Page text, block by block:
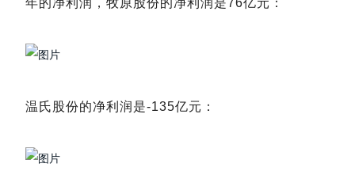
年的净利润，牧原股份的净利润是76亿元：
温氏股份的净利润是-135亿元：